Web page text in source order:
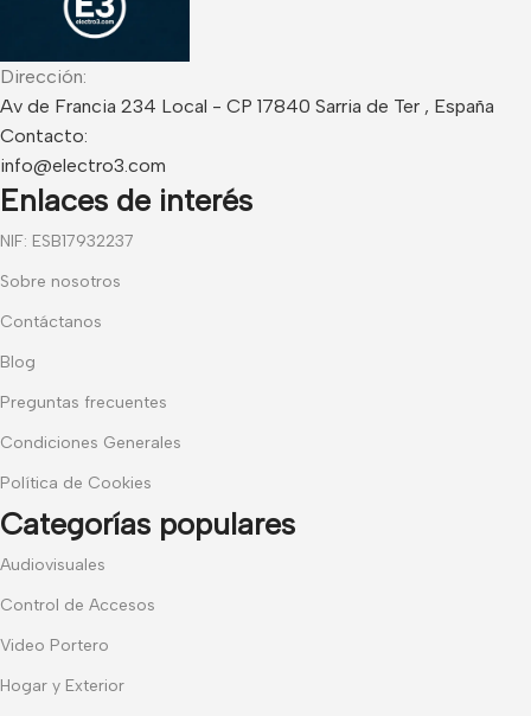
Dirección:
Av de Francia 234 Local - CP 17840 Sarria de Ter , España
Contacto:
info@electro3.com
Enlaces de interés
NIF: ESB17932237
Sobre nosotros
Contáctanos
Blog
Preguntas frecuentes
Condiciones Generales
Política de Cookies
Categorías populares
Audiovisuales
Control de Accesos
Video Portero
Hogar y Exterior